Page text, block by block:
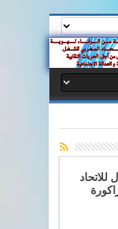
للاتحاد